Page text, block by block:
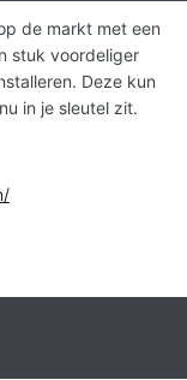
de markt met een
stuk voordeliger
Deze kun
in je sleutel zit.